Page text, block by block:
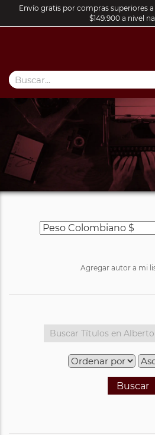
Envío gratis por compras superiores
$149.900 a nivel
Agregar autor a mi
Buscar